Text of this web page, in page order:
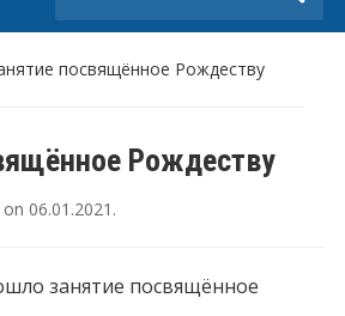
посвящённое Рождеству
Рождеству
on 06.01.2021 .
занятие посвящённое